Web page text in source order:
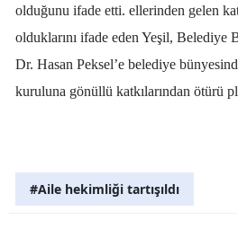
olduğunu ifade etti. ellerinden gelen
olduklarını ifade eden Yeşil, Belediye
Dr. Hasan Peksel’e belediye
kuruluna gönüllü katkılarından ötürü
#Aile hekimliği tartışıldı